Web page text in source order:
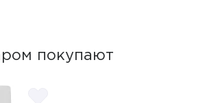
покупают